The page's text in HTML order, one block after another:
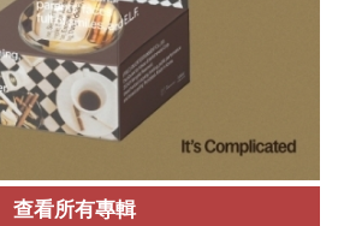
查看所有專輯